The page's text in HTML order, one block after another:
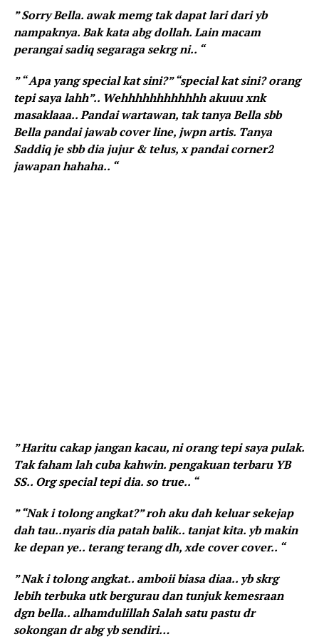
” Sorry Bella. awak memg tak dapat lari dari yb
nampaknya. Bak kata abg dollah. Lain macam
perangai sadiq segaraga sekrg ni.. “
” “ Apa yang special kat sini?” “special kat sini? orang
tepi saya lahh”.. Wehhhhhhhhhhhh akuuu xnk
masaklaaa.. Pandai wartawan, tak tanya Bella sbb
Bella pandai jawab cover line, jwpn artis. Tanya
Saddiq je sbb dia jujur & telus, x pandai corner2
jawapan hahaha.. “
” Haritu cakap jangan kacau, ni orang tepi saya pulak.
Tak faham lah cuba kahwin. pengakuan terbaru YB
SS.. Org special tepi dia. so true.. “
” “Nak i tolong angkat?” roh aku dah keluar sekejap
dah tau..nyaris dia patah balik.. tanjat kita. yb makin
ke depan ye.. terang terang dh, xde cover cover.. “
” Nak i tolong angkat.. amboii biasa diaa.. yb skrg
lebih terbuka utk bergurau dan tunjuk kemesraan
dgn bella.. alhamdulillah Salah satu pastu dr
sokongan dr abg yb sendiri…